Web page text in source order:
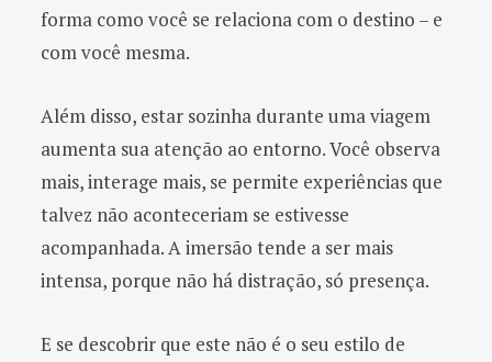
forma como você se relaciona com o destino – e
com você mesma.
Além disso, estar sozinha durante uma viagem
aumenta sua atenção ao entorno. Você observa
mais, interage mais, se permite experiências que
talvez não aconteceriam se estivesse
acompanhada. A imersão tende a ser mais
intensa, porque não há distração, só presença.
E se descobrir que este não é o seu estilo de